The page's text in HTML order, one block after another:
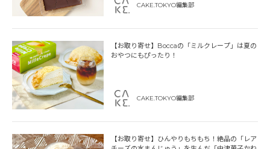
CAKE.TOKYO編集部
【お取り寄せ】Boccaの「ミルクレープ」は夏の
おやつにもぴったり！
CAKE.TOKYO編集部
【お取り寄せ】ひんやりもちもち！絶品の「レア